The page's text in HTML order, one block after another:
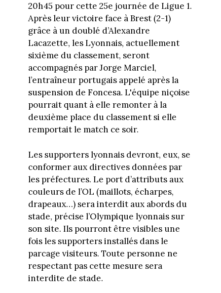
20h45 pour cette 25e journée de Ligue 1.
Après leur victoire face à Brest (2-1)
grâce à un doublé d’Alexandre
Lacazette, les Lyonnais, actuellement
sixième du classement, seront
accompagnés par Jorge Marciel,
l’entraîneur portugais appelé après la
suspension de Foncesa. L'équipe niçoise
pourrait quant à elle remonter à la
deuxième place du classement si elle
remportait le match ce soir.
Les supporters lyonnais devront, eux, se
conformer aux directives données par
les préfectures. Le port d’attributs aux
couleurs de l’OL (maillots, écharpes,
drapeaux…) sera interdit aux abords du
stade, précise l’Olympique lyonnais sur
son site. Ils pourront être visibles une
fois les supporters installés dans le
parcage visiteurs. Toute personne ne
respectant pas cette mesure sera
interdite de stade.